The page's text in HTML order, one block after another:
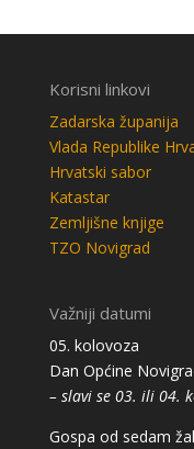
Korisni linkovi
Zadarska županija
Vlada Republike
Hrvatski sabor
Katastar
Zemljišne knjige
TZO Novigrad
Važniji datumi
05. kolovoza
Dan Općine
– slavi se 03. ili 04.
Gospa od sedam